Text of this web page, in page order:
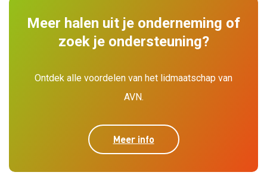
Meer halen uit je onderneming of
zoek je ondersteuning?
Ontdek alle voordelen van het lidmaatschap van
AVN.
Meer info